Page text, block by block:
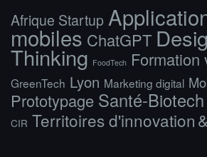
Afrique Startup
mobiles ChatGPT
Thinking FoodTech Formation
GreenTech Lyon Marketing digital
Prototypage Santé-Biotech
CIR Territoires d'innovation